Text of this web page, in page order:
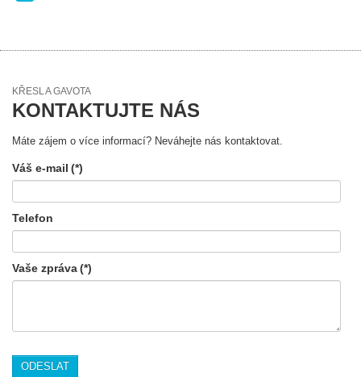
KŘESLA GAVOTA
KONTAKTUJTE NÁS
Máte zájem o více informací? Neváhejte nás kontaktovat.
Váš e-mail (*)
Telefon
Vaše zpráva(*)
ODESLAT